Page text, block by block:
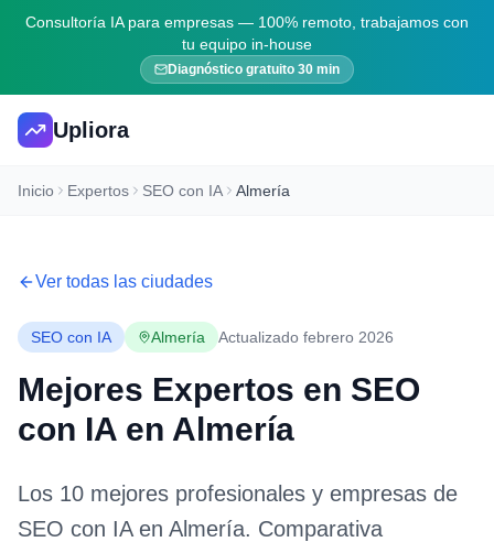
Consultoría IA para empresas — 100% remoto, trabajamos con
tu equipo in-house
Diagnóstico gratuito 30 min
Upliora
Inicio Expertos SEO con IA Almería
Ver todas las ciudades
SEO con IA Almería Actualizado febrero 2026
Mejores Expertos en SEO
con IA en Almería
Los 10 mejores profesionales y empresas de
SEO con IAen Almería. Comparativa